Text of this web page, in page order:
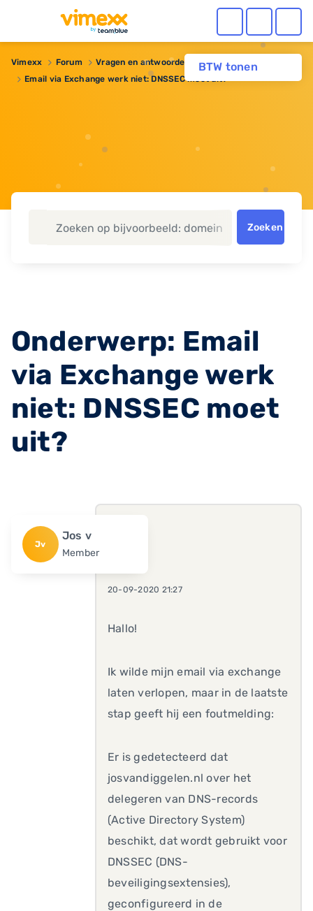
BTW tonen
Vimexx Forum
Vragen en antwoorden
Email via Exchange werk niet: DNSSEC moet uit?
Zoeken
Onderwerp: Email
via Exchange werk
niet: DNSSEC moet
uit?
Jv
Jos v
Member
20-09-2020 21:27
Hallo!
Ik wilde mijn email via exchange
laten verlopen, maar in de laatste
stap geeft hij een foutmelding:
Er is gedetecteerd dat
josvandiggelen.nl over het
delegeren van DNS-records
(Active Directory System)
beschikt, dat wordt gebruikt voor
DNSSEC (DNS-
beveiligingsextensies),
geconfigureerd in de